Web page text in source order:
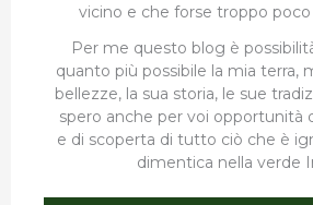
vicino e che forse troppo
Per me questo blog è
quanto più possibile la mia terra,
bellezze, la sua storia, le sue
spero anche per voi opportunità
e di scoperta di tutto ciò che è
dimentica nella verde